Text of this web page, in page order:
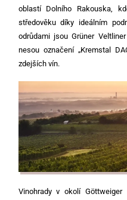
oblastí Dolního Rakouska,
středověku díky ideálním
odrůdami jsou Grüner
nesou označení „Kremstal
zdejších vín.
Vinohrady v okolí